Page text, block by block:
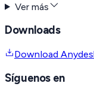
Ver más
Downloads
Download
Síguenos en